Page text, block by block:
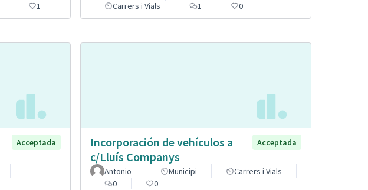
1
Carrers i Vials
1 0
Acceptada
Incorporación de vehículos a
c/Lluís Companys
Acceptada
Antonio Municipi
Carrers i Vials
0
0